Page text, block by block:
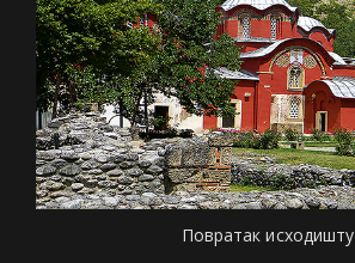
Повратак исходишту